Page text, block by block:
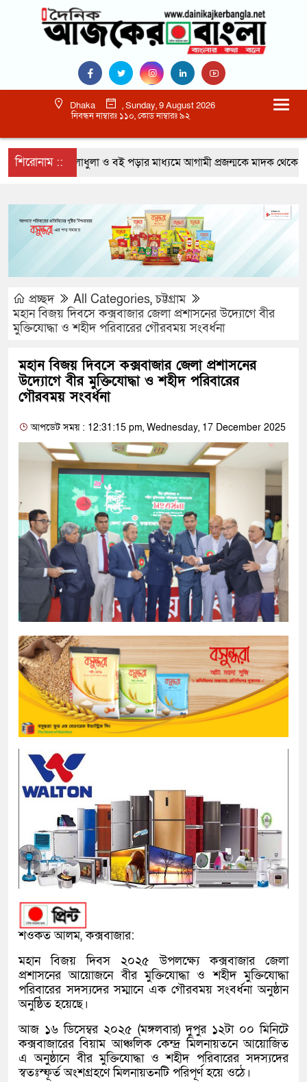
Dhaka
, Sunday, 9 August 2026
নিবন্ধন নাম্বারঃ ১১০, কোড নাম্বারঃ ৯২
শিরোনাম ::খেলাধুলা ও বই পড়ার মাধ্যমে আগামী প্রজন্মকে মাদক থেকে দূরে
প্রচ্ছদ All Categories,চট্টগ্রাম
মহান বিজয় দিবসে কক্সবাজার জেলা প্রশাসনের উদ্যোগে বীর
মুক্তিযোদ্ধা ও শহীদ পরিবারের গৌরবময় সংবর্ধনা
মহান বিজয় দিবসে কক্সবাজার জেলা প্রশাসনের
উদ্যোগে বীর মুক্তিযোদ্ধা ও শহীদ পরিবারের
গৌরবময় সংবর্ধনা
আপডেট সময় : 12:31:15 pm, Wednesday, 17 December 2025
শওকত আলম, কক্সবাজার:
মহান বিজয় দিবস ২০২৫ উপলক্ষ্যে কক্সবাজার জেলা
প্রশাসনের আয়োজনে বীর মুক্তিযোদ্ধা ও শহীদ মুক্তিযোদ্ধা
পরিবারের সদস্যদের সম্মানে এক গৌরবময় সংবর্ধনা অনুষ্ঠান
অনুষ্ঠিত হয়েছে।
আজ ১৬ ডিসেম্বর ২০২৫ (মঙ্গলবার) দুপুর ১২টা ০০ মিনিটে
কক্সবাজারের বিয়াম আঞ্চলিক কেন্দ্র মিলনায়তনে আয়োজিত
এ অনুষ্ঠানে বীর মুক্তিযোদ্ধা ও শহীদ পরিবারের সদস্যদের
স্বতঃস্ফূর্ত অংশগ্রহণে মিলনায়তনটি পরিপূর্ণ হয়ে ওঠে।